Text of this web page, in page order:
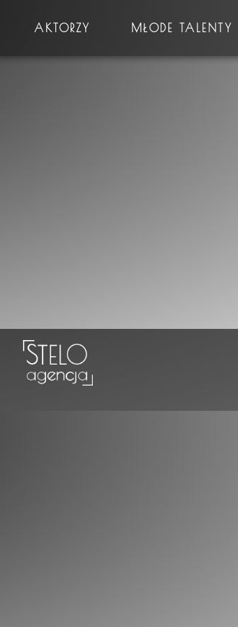
AKTORZY MŁODE TALENTY